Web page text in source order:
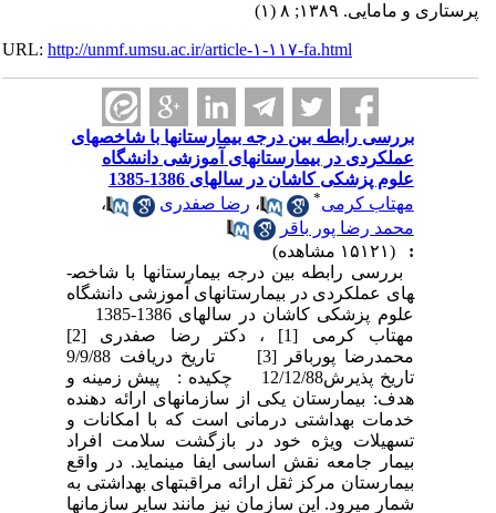
پرستاری و مامایی. ۱۳۸۹; ۸ (۱)
URL:http://unmf.umsu.ac.ir/article-۱-۱۱۷-fa.html
بررسی رابطه بین درجه بیمارستان­ها با شاخص­های
عملکردی در بیمارستان­های آموزشی دانشگاه
علوم پزشکی کاشان در سال­های 1386-1385
مهتاب کرمی
،رضا صفدری
،
محمد رضا پور باقر
بررسی رابطه بین درجه بیمارستان­ها با شاخص­
های عملکردی در بیمارستان­های آموزشی دانشگاه
علوم پزشکی کاشان در سال­های 1386-1385
مهتاب کرمی [1] ، دکتر رضا صفدری [2]
محمدرضا پورباقر [3] تاریخ دریافت 9/9/88
تاریخ پذیرش12/12/88 چکیده : پیش زمینه و
هدف: بیمارستان یکی از سازمان­های ارائه دهنده
خدمات بهداشتی درمانی است که با امکانات و
تسهیلات ویژه خود در بازگشت سلامت افراد
بیمار جامعه نقش اساسی ایفا می­نماید. در واقع
بیمارستان مرکز ثقل ارائه مراقبت­های بهداشتی به
شمار می­رود. این سازمان نیز مانند سایر سازمان­ها